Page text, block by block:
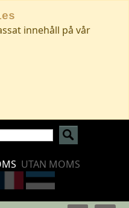
innehåll på vår
UTAN MOMS